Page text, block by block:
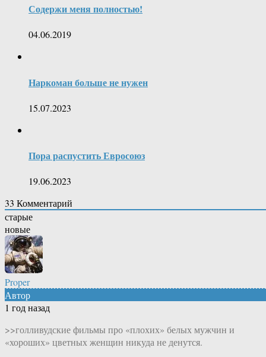
Содержи меня полностью!
04.06.2019
Наркоман больше не нужен
15.07.2023
Пора распустить Евросоюз
19.06.2023
33 Комментарий
старые
новые
Proper
Автор
1 год назад
>>голливудские фильмы про «плохих» белых мужчин и
«хороших» цветных женщин никуда не денутся.